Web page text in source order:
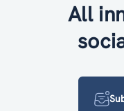
All